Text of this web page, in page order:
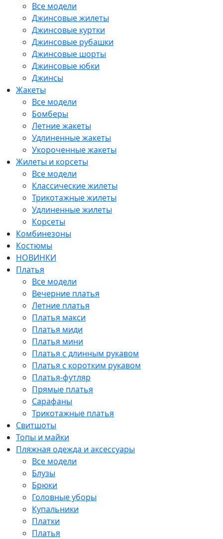
Все модели
Джинсовые жилеты
Джинсовые куртки
Джинсовые рубашки
Джинсовые шорты
Джинсовые юбки
Джинсы
Жакеты
Все модели
Бомберы
Летние жакеты
Удлиненные жакеты
Укороченные жакеты
Жилеты и корсеты
Все модели
Классические жилеты
Трикотажные жилеты
Удлиненные жилеты
Корсеты
Комбинезоны
Костюмы
НОВИНКИ
Платья
Все модели
Вечерние платья
Летние платья
Платья макси
Платья миди
Платья мини
Платья с длинным рукавом
Платья с коротким рукавом
Платья-футляр
Прямые платья
Сарафаны
Трикотажные платья
Свитшоты
Топы и майки
Пляжная одежда и аксессуары
Все модели
Блузы
Брюки
Головные уборы
Купальники
Платки
Платья